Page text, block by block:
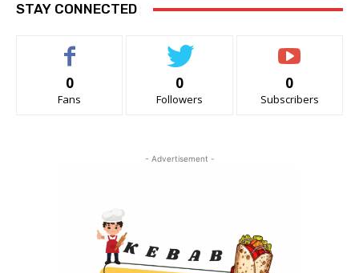
STAY CONNECTED
0
Fans
0
Followers
0
Subscribers
- Advertisement -